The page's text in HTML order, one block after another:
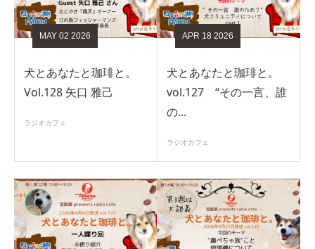
MAY 02 2026
犬とあなたと珈琲と。
Vol.128 矢口 雅己
ラジオカフェ
APR 18 2026
犬とあなたと珈琲と。
vol.127 “その一言、誰
の...
ラジオカフェ